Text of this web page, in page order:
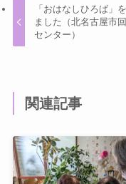
「おはなしひろば」
ました（北名古屋市
センター）
関連記事